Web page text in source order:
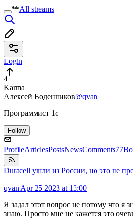
All streams
Login
4
Karma
Алексей Воденников@qvan
Программист 1с
Follow
ProfileArticlesPostsNewsComments77
Duracell ушли из России, но это не
qvan Apr 25 2023 at 13:00
Я задал этот вопрос не потому что я
знаю. Просто мне не кажется это